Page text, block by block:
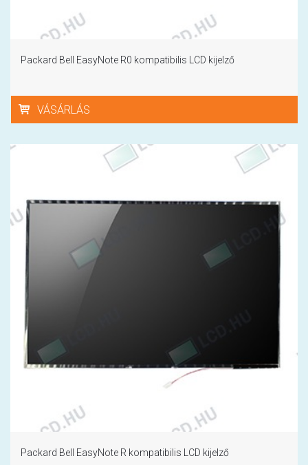
Packard Bell EasyNote R0 kompatibilis LCD kijelző
VÁSÁRLÁS
Packard Bell EasyNote R kompatibilis LCD kijelző